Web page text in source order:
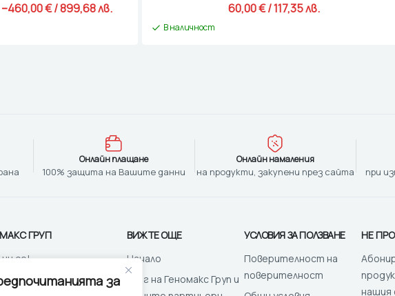
за
–460,00 € / 899,68 лв. 60,00 € / 117,35 лв.
В наличност
Онлайн плащане
100% защита на Вашите данни
Онлайн намаления
на продукти, закупени през сайта при
ГРУП
се!
ВИЖТЕ ОЩЕ
Начало
Блог на Геномакс Груп и
УСЛОВИЯ ЗА ПОЛЗВАНЕ
Поверителност на
поверителност
НЕ
нашия